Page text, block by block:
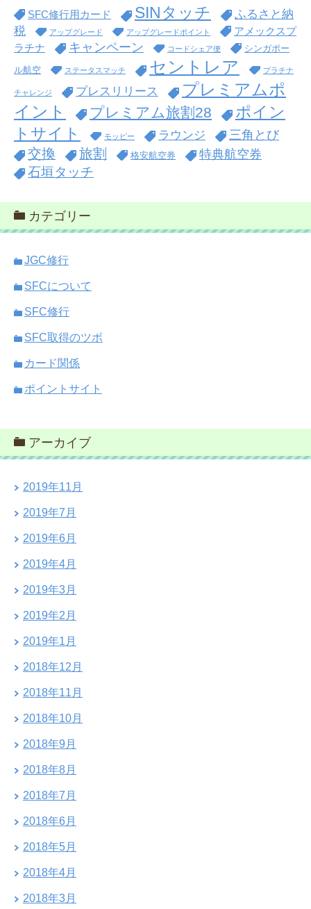
SFC修行用カード SINタッチ
ふるさと納
税
アップグレード アップグレードポイント
アメックスプ
ラチナ
キャンペーン コードシェア便 シンガポー
ル航空 ステータスマッチ セントレア プラチナ
チャレンジ プレスリリース
プレミアムポ
イント
プレミアム旅割28
ポイン
トサイト
モッピー ラウンジ 三角とび
交換 旅割 格安航空券 特典航空券
石垣タッチ
カテゴリー
JGC修行
SFCについて
SFC修行
SFC取得のツボ
カード関係
ポイントサイト
アーカイブ
2019年11月
2019年7月
2019年6月
2019年4月
2019年3月
2019年2月
2019年1月
2018年12月
2018年11月
2018年10月
2018年9月
2018年8月
2018年7月
2018年6月
2018年5月
2018年4月
2018年3月